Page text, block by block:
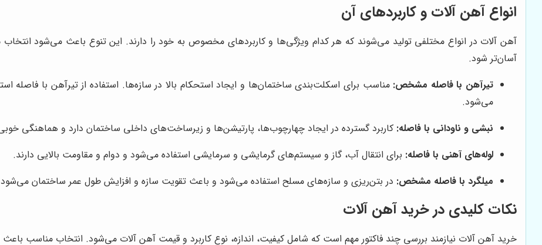
انواع آهن آلات و کاربردهای آن
آهن آلات در انواع مختلفی تولید می‌شوند که هر کدام ویژگی‌ها و کاربردهای مخصوص به خود را دارند. این تنوع باعث می‌شود
آسان‌تر شود.
تیرآهن با فاصله مشخص: مناسب برای اسکلت‌بندی ساختمان‌ها و ایجاد استحکام بالا در سازه‌ها. استفاده از تیرآهن با فاصله
می‌شود.
نبشی و ناودانی با فاصله: کاربرد گسترده در ایجاد چهارچوب‌ها، پارتیشن‌ها و زیرساخت‌های داخلی ساختمان دارد و هماهنگی
لوله‌های آهنی با فاصله: برای انتقال آب، گاز و سیستم‌های گرمایشی و سرمایشی استفاده می‌شود و دوام و مقاومت بالایی دارند.
میلگرد با فاصله مشخص: در بتن‌ریزی و سازه‌های مسلح استفاده می‌شود و باعث تقویت سازه و افزایش طول عمر ساختمان
نکات کلیدی در خرید آهن آلات
خرید آهن آلات نیازمند بررسی چند فاکتور مهم است که شامل کیفیت، اندازه، نوع کاربرد و قیمت آهن آلات می‌شود. انتخاب مناسب